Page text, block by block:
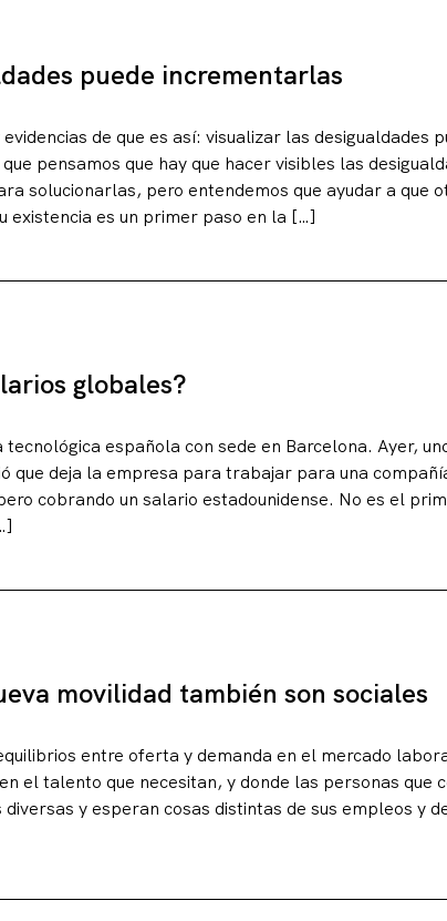
puede incrementarlas
de que es así: visualizar las desigualdades
pensamos que hay que hacer visibles las
solucionarlas, pero entendemos que ayudar a que
existencia es un primer paso en la […]
globales?
española con sede en Barcelona. Ayer,
que deja la empresa para trabajar para una
cobrando un salario estadounidense. No es el
movilidad también son sociales
entre oferta y demanda en el mercado
el talento que necesitan, y donde las personas que
y esperan cosas distintas de sus empleos y